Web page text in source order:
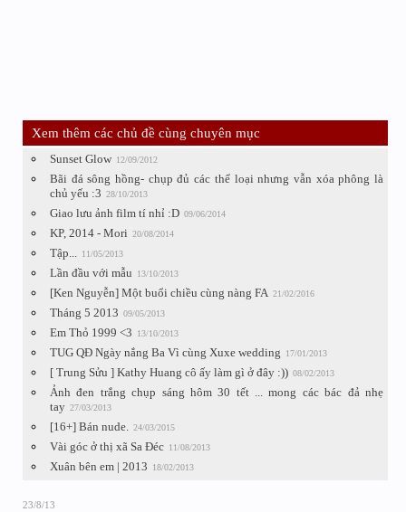
Xem thêm các chủ đề cùng chuyên mục
Sunset Glow 12/09/2012
Bãi đá sông hồng- chụp đủ các thể loại nhưng vẫn xóa phông là
chủ yếu :3 28/10/2013
Giao lưu ảnh film tí nhỉ :D 09/06/2014
KP, 2014 - Mori 20/08/2014
Tập... 11/05/2013
Lần đầu với mẫu 13/10/2013
[Ken Nguyễn] Một buổi chiều cùng nàng FA 21/02/2016
Tháng 5 2013 09/05/2013
Em Thỏ 1999 <3 13/10/2013
TUG QĐ Ngày nắng Ba Vì cùng Xuxe wedding 17/01/2013
[ Trung Sửu ] Kathy Huang cô ấy làm gì ở đây :)) 08/02/2013
Ảnh đen trắng chụp sáng hôm 30 tết ... mong các bác đả nhẹ
tay 27/03/2013
[16+] Bán nude. 24/03/2015
Vài góc ở thị xã Sa Đéc 11/08/2013
Xuân bên em | 2013 18/02/2013
23/8/13